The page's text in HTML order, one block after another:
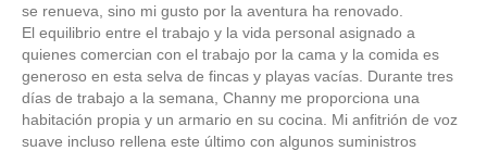
se renueva, sino mi gusto por la aventura ha renovado.
El equilibrio entre el trabajo y la vida personal asignado a
quienes comercian con el trabajo por la cama y la comida es
generoso en esta selva de fincas y playas vacías. Durante tres
días de trabajo a la semana, Channy me proporciona una
habitación propia y un armario en su cocina. Mi anfitrión de voz
suave incluso rellena este último con algunos suministros